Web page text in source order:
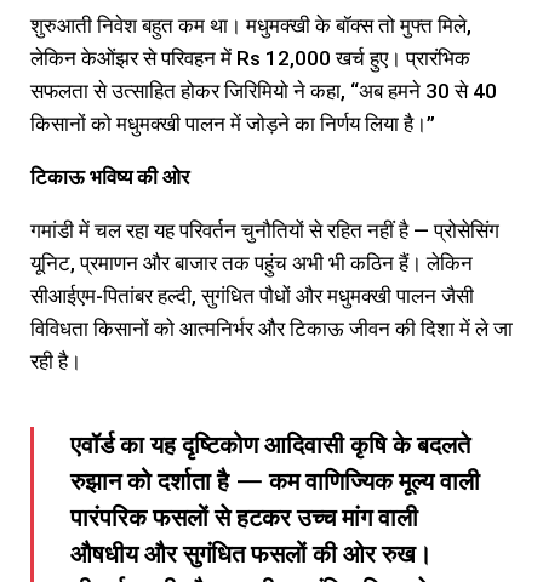
शुरुआती निवेश बहुत कम था। मधुमक्खी के बॉक्स तो मुफ्त मिले,
लेकिन केओंझर से परिवहन में Rs 12,000 खर्च हुए। प्रारंभिक
सफलता से उत्साहित होकर जिरिमियो ने कहा, “अब हमने 30 से 40
किसानों को मधुमक्खी पालन में जोड़ने का निर्णय लिया है।”
टिकाऊभविष्यकीओर
गमांडी में चल रहा यह परिवर्तन चुनौतियों से रहित नहीं है — प्रोसेसिंग
यूनिट, प्रमाणन और बाजार तक पहुंच अभी भी कठिन हैं। लेकिन
सीआईएम-पितांबर हल्दी, सुगंधित पौधों और मधुमक्खी पालन जैसी
विविधता किसानों को आत्मनिर्भर और टिकाऊ जीवन की दिशा में ले जा
रही है।
एवॉर्ड का यह दृष्टिकोण आदिवासी कृषि के बदलते
रुझान को दर्शाता है — कम वाणिज्यिक मूल्य वाली
पारंपरिक फसलों से हटकर उच्च मांग वाली
औषधीय और सुगंधित फसलों की ओर रुख।